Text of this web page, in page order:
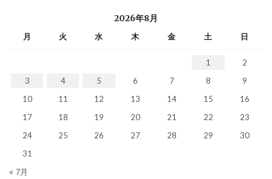
2026年8月
月 火 水 木 金 土 日
1
2
3
4 5 6 7 8
9
10
11 12 13 14 15
16
17
18 19 20 21 22
23
24
25 26 27 28 29
30
31
« 7月